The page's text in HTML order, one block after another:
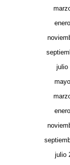
julio
julio